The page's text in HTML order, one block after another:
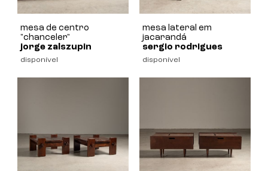
mesa de centro
"chanceler"
jorge zalszupin
disponível
mesa lateral em
jacarandá
sergio rodrigues
disponível